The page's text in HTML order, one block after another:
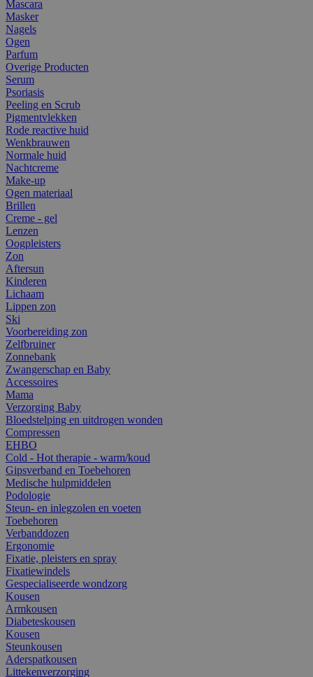
Mascara
Masker
Nagels
Ogen
Parfum
Overige Producten
Serum
Psoriasis
Peeling en Scrub
Pigmentvlekken
Rode reactive huid
Wenkbrauwen
Normale huid
Nachtcreme
Make-up
Ogen materiaal
Brillen
Creme - gel
Lenzen
Oogpleisters
Zon
Aftersun
Kinderen
Lichaam
Lippen zon
Ski
Voorbereiding zon
Zelfbruiner
Zonnebank
Zwangerschap en Baby
Accessoires
Mama
Verzorging Baby
Bloedstelping en uitdrogen wonden
Compressen
EHBO
Cold - Hot therapie - warm/koud
Gipsverband en Toebehoren
Medische hulpmiddelen
Podologie
Steun- en inlegzolen en voeten
Toebehoren
Verbanddozen
Ergonomie
Fixatie, pleisters en spray
Fixatiewindels
Gespecialiseerde wondzorg
Kousen
Armkousen
Diabeteskousen
Kousen
Steunkousen
Aderspatkousen
Littekenverzorging